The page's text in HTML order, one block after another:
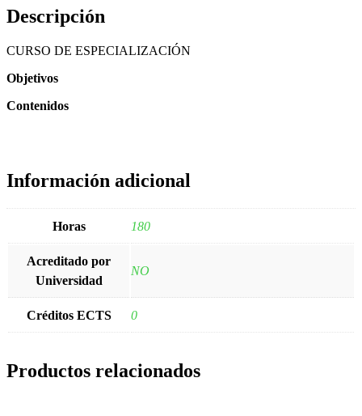
Descripción
CURSO DE ESPECIALIZACIÓN
Objetivos
Contenidos
Información adicional
Horas 180
Acreditado por
Universidad
NO
Créditos ECTS 0
Productos relacionados